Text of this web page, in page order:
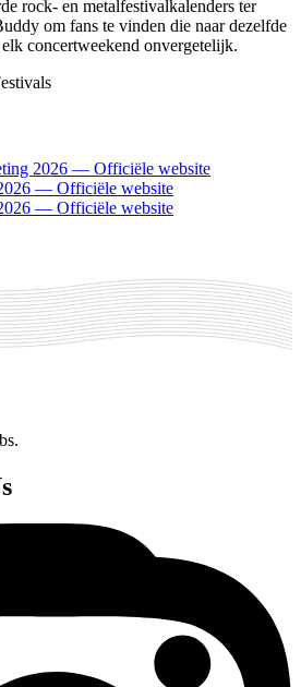
rock- en metalfestivalkalenders ter
om fans te vinden die naar dezelfde
concertweekend onvergetelijk.
2026 — Officiële website
— Officiële website
— Officiële website